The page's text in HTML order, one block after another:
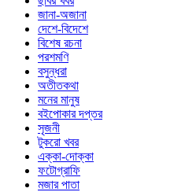
জানা-অজানা
দেশে-বিদেশে
বিশেষ রচনা
পরশমণি
বসুন্ধরা
অতীতকথা
মনের মানুষ
বইপোকার দপ্তর
সৃজনী
টুকরো খবর
এক্কা-দোক্কা
ফটোগ্রাফি
মজার পাতা